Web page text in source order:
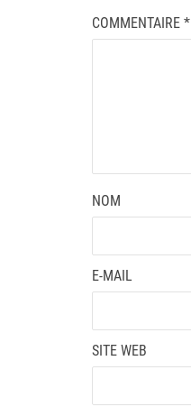
COMMENTAIRE *
NOM
E-MAIL
SITE WEB